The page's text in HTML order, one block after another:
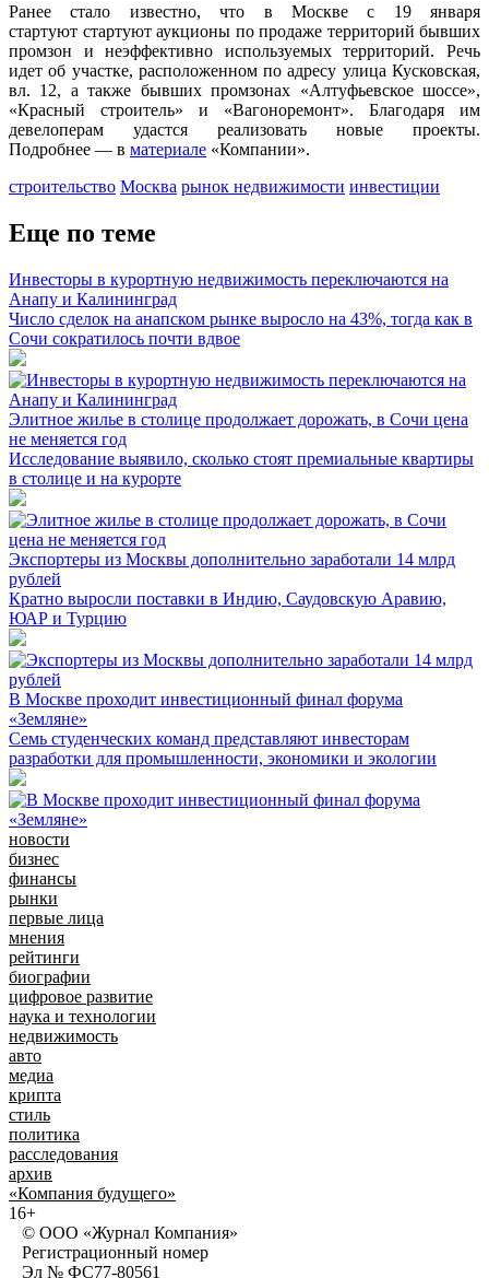
Ранее стало известно, что в Москве с 19 января
стартуют стартуют аукционы по продаже территорий бывших
промзон и неэффективно используемых территорий. Речь
идет об участке, расположенном по адресу улица Кусковская,
вл. 12, а также бывших промзонах «Алтуфьевское шоссе»,
«Красный строитель» и «Вагоноремонт». Благодаря им
девелоперам удастся реализовать новые проекты.
Подробнее — в материале «Компании».
строительство Москва рынок недвижимости инвестиции
Еще по теме
Инвесторы в курортную недвижимость переключаются на
Анапу и Калининград
Число сделок на анапском рынке выросло на 43%, тогда как в
Сочи сократилось почти вдвое
Элитное жилье в столице продолжает дорожать, в Сочи цена
не меняется год
Исследование выявило, сколько стоят премиальные квартиры
в столице и на курорте
Экспортеры из Москвы дополнительно заработали 14 млрд
рублей
Кратно выросли поставки в Индию, Саудовскую Аравию,
ЮАР и Турцию
В Москве проходит инвестиционный финал форума
«Земляне»
Семь студенческих команд представляют инвесторам
разработки для промышленности, экономики и экологии
новости
бизнес
финансы
рынки
первые лица
мнения
рейтинги
биографии
цифровое развитие
наука и технологии
недвижимость
авто
медиа
крипта
стиль
политика
расследования
архив
«Компания будущего»
16+
© ООО «Журнал Компания»
Регистрационный номер
Эл № ФС77-80561